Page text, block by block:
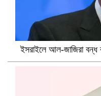
প্রোটিয়াদের হারিয়ে
ইসরাইলে আল-জাজিরা বন্ধ